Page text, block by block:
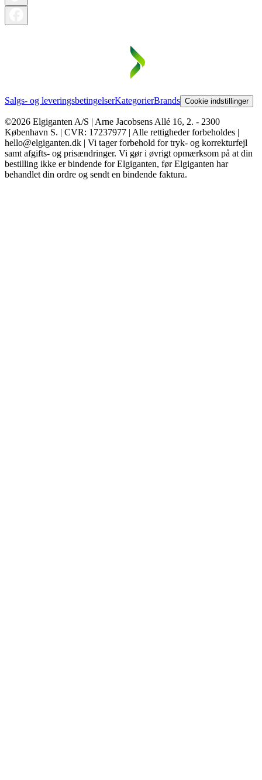
Salgs- og leveringsbetingelserKategorierBrands Cookie indstillinger
©2026 Elgiganten A/S | Arne Jacobsens Allé 16, 2. - 2300
København S. | CVR: 17237977 | Alle rettigheder forbeholdes |
hello@elgiganten.dk | Vi tager forbehold for tryk- og korrekturfejl
samt afgifts- og prisændringer. Vi gør i øvrigt opmærksom på at din
bestilling ikke er bindende for Elgiganten, før Elgiganten har
behandlet din ordre og sendt en bindende faktura.